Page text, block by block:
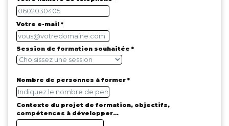
Votre e-mail *
Session de formation souhaitée *
Nombre de personnes à former *
Contexte du projet de formation, objectifs,
compétences à développer…